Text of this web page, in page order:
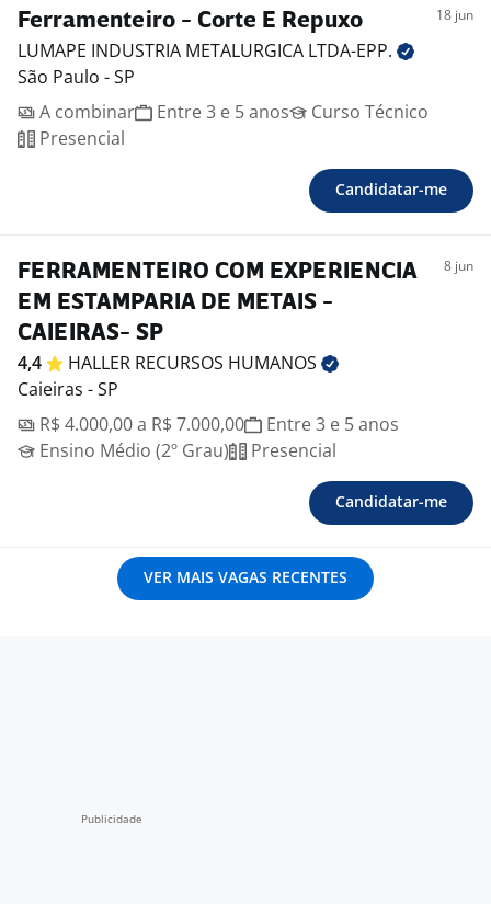
Ferramenteiro - Corte E Repuxo 18 jun
LUMAPE INDUSTRIA METALURGICA LTDA-EPP.
São Paulo - SP
A combinar
Entre 3 e 5 anos
Curso Técnico
Presencial
Candidatar-me
FERRAMENTEIRO COM EXPERIENCIA
EM ESTAMPARIA DE METAIS -
CAIEIRAS- SP
8 jun
4,4 HALLER RECURSOS HUMANOS
Caieiras - SP
R$ 4.000,00 a R$ 7.000,00
Entre 3 e 5 anos
Ensino Médio (2º Grau)
Presencial
Candidatar-me
VER MAIS VAGAS RECENTES